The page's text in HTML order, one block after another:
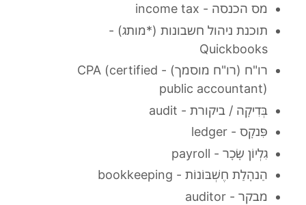
מס הכנסה - income tax
תוכנת ניהול חשבונות (*מותג) -
Quickbooks
רו"ח (רו"ח מוסמך) - CPA (certified
public accountant)
בְּדִיקָה / ביקורת - audit
פִּנקָס - ledger
גִלְיוֹן שָׂכָר - payroll
הַנהָלַת חֶשְׁבּוֹנוֹת - bookkeeping
מבקר - auditor